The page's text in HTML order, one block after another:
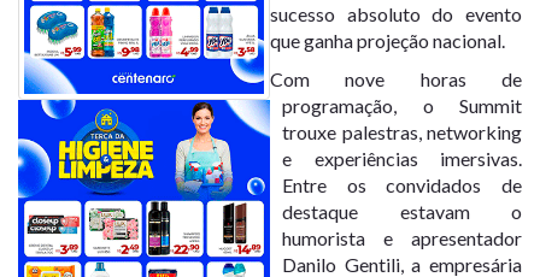
sucesso absoluto do evento
que ganha projeção nacional.
Com nove horas de
programação, o Summit
trouxe palestras, networking
e experiências imersivas.
Entre os convidados de
destaque estavam o
humorista e apresentador
Danilo Gentili, a empresária